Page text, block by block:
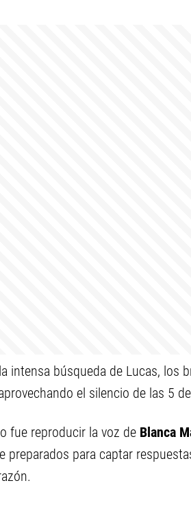
intensa búsqueda de Lucas, los
el silencio de las 5
fue reproducir la voz de Blanca
preparados para captar